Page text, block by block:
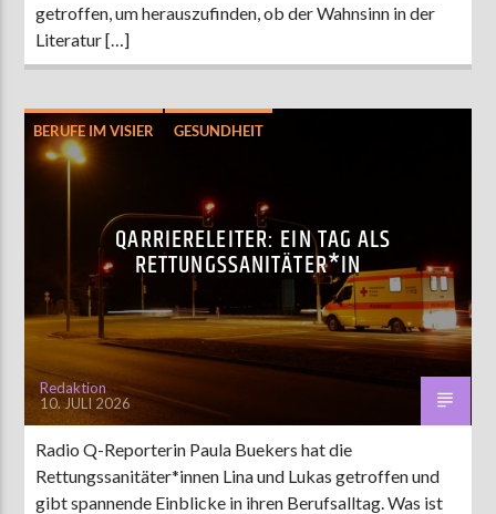
getroffen, um herauszufinden, ob der Wahnsinn in der
Literatur […]
BERUFE IM VISIER GESUNDHEIT
HIGHLIGHT
QARRIERELEITER: EIN TAG ALS
RETTUNGSSANITÄTER*IN
Redaktion
10. JULI 2026
Radio Q-Reporterin Paula Buekers hat die
Rettungssanitäter*innen Lina und Lukas getroffen und
gibt spannende Einblicke in ihren Berufsalltag. Was ist